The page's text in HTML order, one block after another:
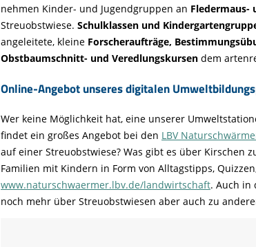
nehmen Kinder- und Jugendgruppen an Fledermaus-
Streuobstwiese. Schulklassen und
angeleitete, kleine Forscheraufträge,
Obstbaumschnitt- und Veredlungskursen dem
Online-Angebot unseres digitalen
Wer keine Möglichkeit hat, eine unserer
findet ein großes Angebot bei den LBV
auf einer Streuobstwiese? Was gibt es über Kirschen
Familien mit Kindern in Form von Alltagstipps,
www.naturschwaermer.lbv.de/landwirtschaft. Auch in
noch mehr über Streuobstwiesen aber auch zu